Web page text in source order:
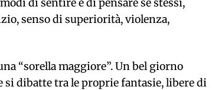
di sentire e di pensare se stessi,
senso di superiorità, violenza,
“sorella maggiore”. Un bel giorno
si dibatte tra le proprie fantasie, libere di